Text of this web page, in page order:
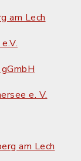
am Lech
e. V.
am Lech